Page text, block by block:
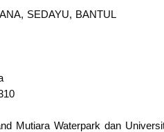
SEDAYU, BANTUL
Mutiara Waterpark dan